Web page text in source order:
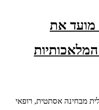
מועד את
מבחינה אסתטית, רופאי